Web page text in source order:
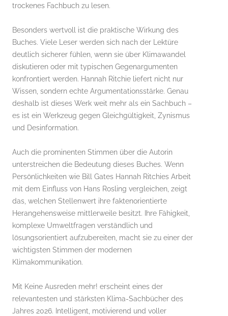
trockenes Fachbuch zu lesen.
Besonders wertvoll ist die praktische Wirkung des
Buches. Viele Leser werden sich nach der Lektüre
deutlich sicherer fühlen, wenn sie über Klimawandel
diskutieren oder mit typischen Gegenargumenten
konfrontiert werden. Hannah Ritchie liefert nicht nur
Wissen, sondern echte Argumentationsstärke. Genau
deshalb ist dieses Werk weit mehr als ein Sachbuch –
es ist ein Werkzeug gegen Gleichgültigkeit, Zynismus
und Desinformation.
Auch die prominenten Stimmen über die Autorin
unterstreichen die Bedeutung dieses Buches. Wenn
Persönlichkeiten wie Bill Gates Hannah Ritchies Arbeit
mit dem Einfluss von Hans Rosling vergleichen, zeigt
das, welchen Stellenwert ihre faktenorientierte
Herangehensweise mittlerweile besitzt. Ihre Fähigkeit,
komplexe Umweltfragen verständlich und
lösungsorientiert aufzubereiten, macht sie zu einer der
wichtigsten Stimmen der modernen
Klimakommunikation.
Mit Keine Ausreden mehr! erscheint eines der
relevantesten und stärksten Klima-Sachbücher des
Jahres 2026. Intelligent, motivierend und voller